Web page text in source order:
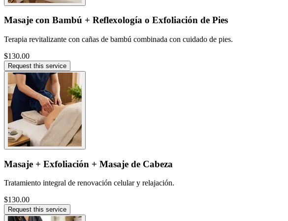
Masaje con Bambú + Reflexología o Exfoliación de Pies
Terapia revitalizante con cañas de bambú combinada con cuidado de pies.
$130.00
Request this service
Masaje + Exfoliación + Masaje de Cabeza
Tratamiento integral de renovación celular y relajación.
$130.00
Request this service